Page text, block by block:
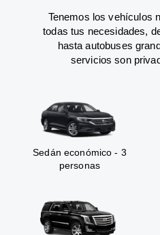
Tenemos los vehículos
todas tus necesidades,
hasta autobuses
servicios son
Sedán económico - 3
personas